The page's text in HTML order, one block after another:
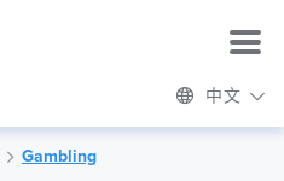
中文
Gambling